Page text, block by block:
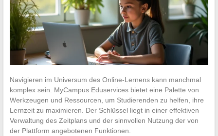
Navigieren im Universum des Online-Lernens kann manchmal
komplex sein. MyCampus Eduservices bietet eine Palette von
Werkzeugen und Ressourcen, um Studierenden zu helfen, ihre
Lernzeit zu maximieren. Der Schlüssel liegt in einer effektiven
Verwaltung des Zeitplans und der sinnvollen Nutzung der von
der Plattform angebotenen Funktionen.